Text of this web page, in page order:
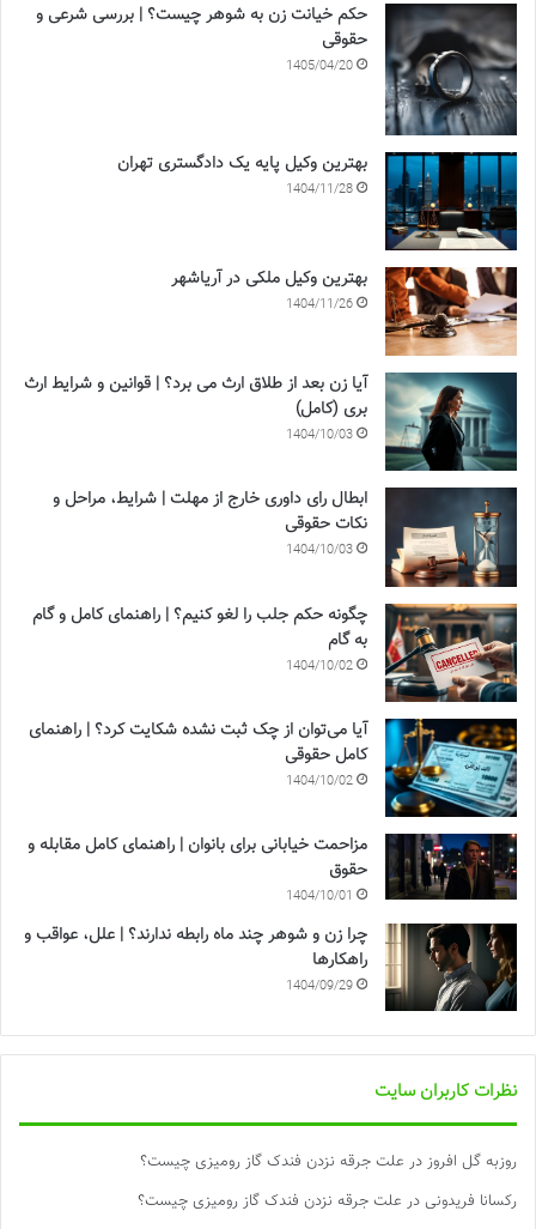
حکم خیانت زن به شوهر چیست؟ | بررسی شرعی و
حقوقی
1405/04/20
بهترین وکیل پایه یک دادگستری تهران
1404/11/28
بهترین وکیل ملکی در آریاشهر
1404/11/26
آیا زن بعد از طلاق ارث می برد؟ | قوانین و شرایط ارث
بری (کامل)
1404/10/03
ابطال رای داوری خارج از مهلت | شرایط، مراحل و
نکات حقوقی
1404/10/03
چگونه حکم جلب را لغو کنیم؟ | راهنمای کامل و گام
به گام
1404/10/02
آیا می‌توان از چک ثبت نشده شکایت کرد؟ | راهنمای
کامل حقوقی
1404/10/02
مزاحمت خیابانی برای بانوان | راهنمای کامل مقابله و
حقوق
1404/10/01
چرا زن و شوهر چند ماه رابطه ندارند؟ | علل، عواقب و
راهکارها
1404/09/29
نظرات کاربران سایت
روزبه گل افروز در علت جرقه نزدن فندک گاز رومیزی چیست؟
رکسانا فریدونی در علت جرقه نزدن فندک گاز رومیزی چیست؟